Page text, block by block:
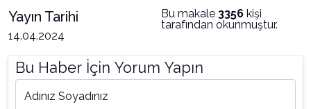
Yayın Tarihi
14.04.2024
Bu makale 3356 kişi
tarafından okunmuştur.
Bu Haber İçin Yorum Yapın
Adınız Soyadınız